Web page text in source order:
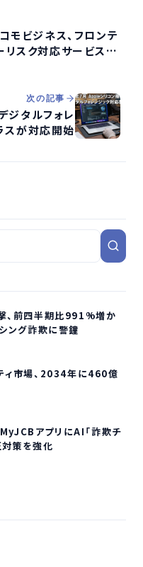
モビジネス、フロンテ
スク対応サービスを
次の記事
タルフォレ
スが対応開始
、前四半期比991%増か
ング詐欺に警鐘
ィ市場、2034年に460億
アプリにAI「詐欺チ
対策を強化